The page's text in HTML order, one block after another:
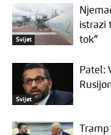
Svijet
istrazi
tok“
Svijet
Patel: